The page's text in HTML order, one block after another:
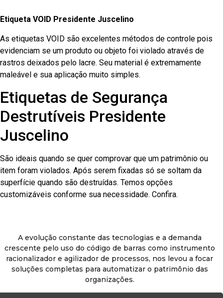
Etiqueta VOID Presidente Juscelino
As etiquetas VOID são excelentes métodos de controle pois
evidenciam se um produto ou objeto foi violado através de
rastros deixados pelo lacre. Seu material é extremamente
maleável e sua aplicação muito simples.
Etiquetas de Segurança
Destrutíveis Presidente
Juscelino
São ideais quando se quer comprovar que um patrimônio ou
item foram violados. Após serem fixadas só se soltam da
superfície quando são destruídas. Temos opções
customizáveis conforme sua necessidade. Confira.
A evolução constante das tecnologias e a demanda
crescente pelo uso do código de barras como instrumento
racionalizador e agilizador de processos, nos levou a focar
soluções completas para automatizar o patrimônio das
organizações.